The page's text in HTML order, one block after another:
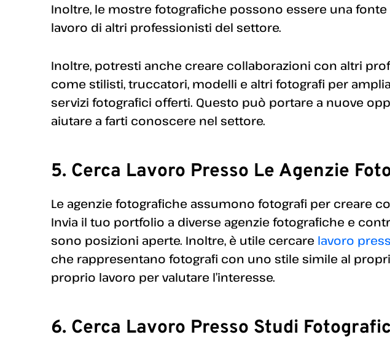
Inoltre, le mostre fotografiche possono essere una
lavoro di altri professionisti del settore.
Inoltre, potresti anche creare collaborazioni con altri
come stilisti, truccatori, modelli e altri fotografi per
servizi fotografici offerti. Questo può portare a nuove
aiutare a farti conoscere nel settore.
5. Cerca Lavoro Presso Le Agenzie
Le agenzie fotografiche assumono fotografi per creare
Invia il tuo portfolio a diverse agenzie fotografiche e
sono posizioni aperte. Inoltre, è utile cercare lavoro
che rappresentano fotografi con uno stile simile al
proprio lavoro per valutare l’interesse.
6. Cerca Lavoro Presso Studi